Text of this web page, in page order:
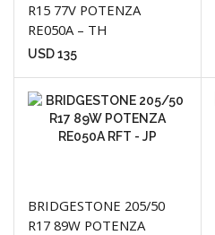
R15 77V POTENZA
RE050A – TH
USD135
BRIDGESTONE 205/50
R17 89W POTENZA